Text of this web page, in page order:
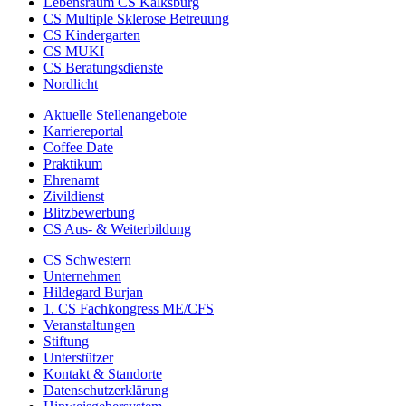
CS Multiple Sklerose Betreuung
CS Kindergarten
CS MUKI
CS Beratungsdienste
Nordlicht
Aktuelle Stellenangebote
Karriereportal
Coffee Date
Praktikum
Ehrenamt
Zivildienst
Blitzbewerbung
CS Aus- & Weiterbildung
CS Schwestern
Unternehmen
Hildegard Burjan
1. CS Fachkongress ME/CFS
Veranstaltungen
Stiftung
Unterstützer
Kontakt & Standorte
Datenschutzerklärung